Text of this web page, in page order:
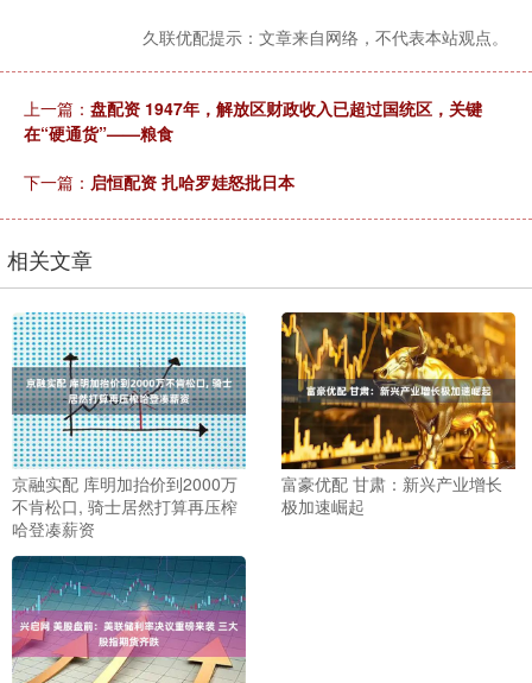
久联优配提示：文章来自网络，不代表本站观点。
上一篇： 盘配资 1947年，解放区财政收入已超过国统区，关键
在“硬通货”——粮食
下一篇： 启恒配资 扎哈罗娃怒批日本
相关文章
京融实配 库明加抬价到2000万
不肯松口, 骑士居然打算再压榨
哈登凑薪资
富豪优配 甘肃：新兴产业增长
极加速崛起